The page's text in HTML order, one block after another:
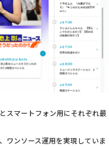
スマートフォン用にそれぞれ最
ワンソース運用を実現していま